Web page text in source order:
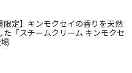
限定】キンモクセイの香りを天然
た「スチームクリーム キンモクセ